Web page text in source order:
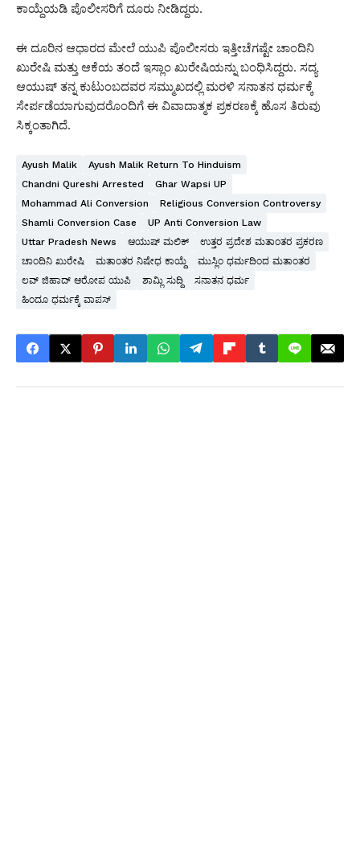
ಕಾಯ್ದೆಯಡಿ ಪೊಲೀಸರಿಗೆ ದೂರು ನೀಡಿದ್ದರು.
ಈ ದೂರಿನ ಆಧಾರದ ಮೇಲೆ ಯುಪಿ ಪೊಲೀಸರು ಇತ್ತೀಚೆಗಷ್ಟೇ ಚಾಂದಿನಿ
ಖುರೇಷಿ ಮತ್ತು ಆಕೆಯ ತಂದೆ ಇಸ್ಲಾಂ ಖುರೇಷಿಯನ್ನು ಬಂಧಿಸಿದ್ದರು. ಸದ್ಯ
ಆಯುಷ್ ತನ್ನ ಕುಟುಂಬದವರ ಸಮ್ಮುಖದಲ್ಲಿ ಮರಳಿ ಸನಾತನ ಧರ್ಮಕ್ಕೆ
ಸೇರ್ಪಡೆಯಾಗುವುದರೊಂದಿಗೆ ಈ ವಿವಾದಾತ್ಮಕ ಪ್ರಕರಣಕ್ಕೆ ಹೊಸ ತಿರುವು
ಸಿಕ್ಕಂತಾಗಿದೆ.
Ayush Malik
Ayush Malik Return To Hinduism
Chandni Qureshi Arrested
Ghar Wapsi UP
Mohammad Ali Conversion
Religious Conversion Controversy
Shamli Conversion Case
UP Anti Conversion Law
Uttar Pradesh News
ಆಯುಷ್ ಮಲಿಕ್
ಉತ್ತರ ಪ್ರದೇಶ ಮತಾಂತರ ಪ್ರಕರಣ
ಚಾಂದಿನಿ ಖುರೇಷಿ
ಮತಾಂತರ ನಿಷೇಧ ಕಾಯ್ದೆ
ಮುಸ್ಲಿಂ ಧರ್ಮದಿಂದ ಮತಾಂತರ
ಲವ್ ಜಿಹಾದ್ ಆರೋಪ ಯುಪಿ
ಶಾಮ್ಲಿ ಸುದ್ದಿ
ಸನಾತನ ಧರ್ಮ
ಹಿಂದೂ ಧರ್ಮಕ್ಕೆ ವಾಪಸ್